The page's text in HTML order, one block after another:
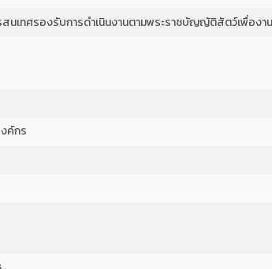
สนเทศรองรับการดำเนินงานตามพระราชบัญญัติสัตว์เพื่อง
ค์กร